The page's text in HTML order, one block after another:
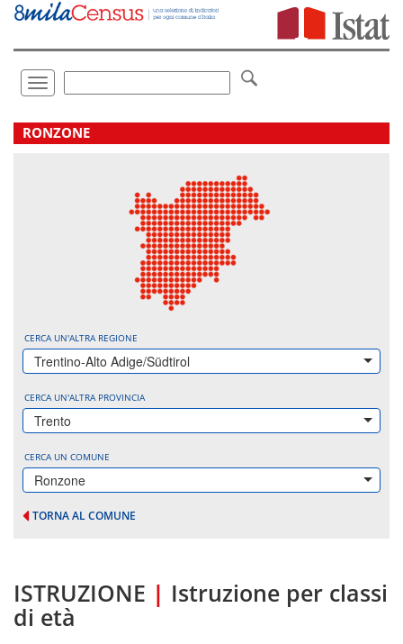
Vai
direttamente
Toggle
navigation
.
RONZONE
CERCA UN'ALTRA REGIONE
Trentino-Alto Adige/Südtirol
CERCA UN'ALTRA PROVINCIA
Trento
CERCA UN COMUNE
Ronzone
TORNA AL COMUNE
ISTRUZIONE | Istruzione per classi
di età